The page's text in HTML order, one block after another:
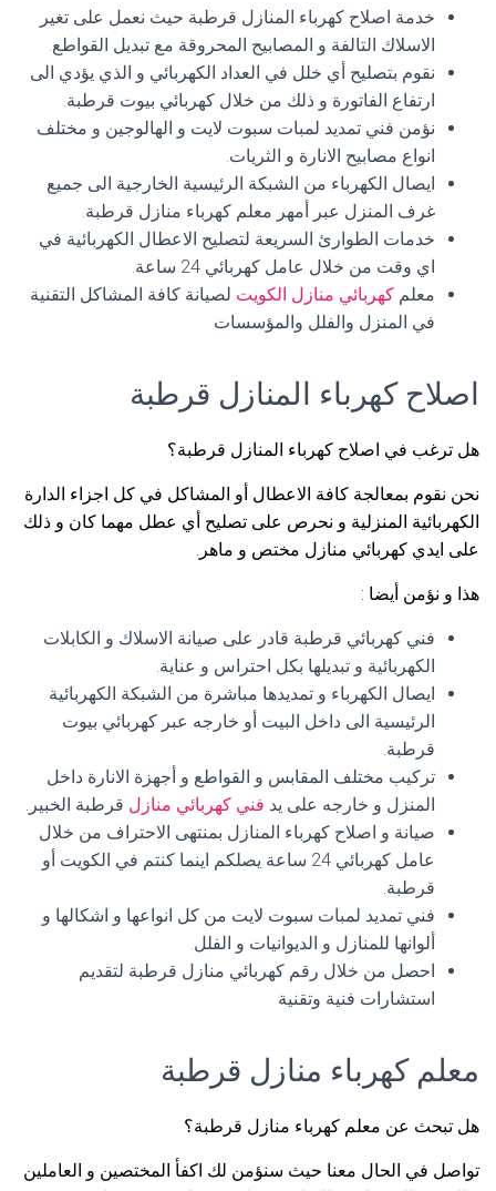
خدمة اصلاح كهرباء المنازل قرطبة حيث نعمل على تغير
الاسلاك التالفة و المصابيح المحروقة مع تبديل القواطع.
نقوم بتصليح أي خلل في العداد الكهربائي و الذي يؤدي الى
ارتفاع الفاتورة و ذلك من خلال كهربائي بيوت قرطبة.
نؤمن فني تمديد لمبات سبوت لايت و الهالوجين و مختلف
انواع مصابيح الانارة و الثريات.
ايصال الكهرباء من الشبكة الرئيسية الخارجية الى جميع
غرف المنزل عبر أمهر معلم كهرباء منازل قرطبة.
خدمات الطوارئ السريعة لتصليح الاعطال الكهربائية في
اي وقت من خلال عامل كهربائي 24 ساعة.
معلم كهربائي منازل الكويت لصيانة كافة المشاكل التقنية
في المنزل والفلل والمؤسسات
اصلاح كهرباء المنازل قرطبة
هل ترغب في اصلاح كهرباء المنازل قرطبة؟
نحن نقوم بمعالجة كافة الاعطال أو المشاكل في كل اجزاء الدارة
الكهربائية المنزلية و نحرص على تصليح أي عطل مهما كان و ذلك
على ايدي كهربائي منازل مختص و ماهر.
هذا و نؤمن أيضا :
فني كهربائي قرطبة قادر على صيانة الاسلاك و الكابلات
الكهربائية و تبديلها بكل احتراس و عناية.
ايصال الكهرباء و تمديدها مباشرة من الشبكة الكهربائية
الرئيسية الى داخل البيت أو خارجه عبر كهربائي بيوت
قرطبة.
تركيب مختلف المقابس و القواطع و أجهزة الانارة داخل
المنزل و خارجه على يد فني كهربائي منازل قرطبة الخبير.
صيانة و اصلاح كهرباء المنازل بمنتهى الاحتراف من خلال
عامل كهربائي 24 ساعة يصلكم اينما كنتم في الكويت أو
قرطبة.
فني تمديد لمبات سبوت لايت من كل انواعها و اشكالها و
ألوانها للمنازل و الديوانيات و الفلل.
احصل من خلال رقم كهربائي منازل قرطبة لتقديم
استشارات فنية وتقنية
معلم كهرباء منازل قرطبة
هل تبحث عن معلم كهرباء منازل قرطبة؟
تواصل في الحال معنا حيث سنؤمن لك اكفأ المختصين و العاملين